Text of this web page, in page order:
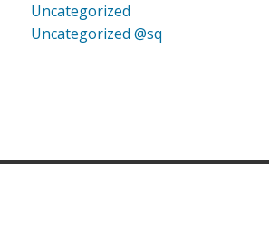
Uncategorized
Uncategorized @sq